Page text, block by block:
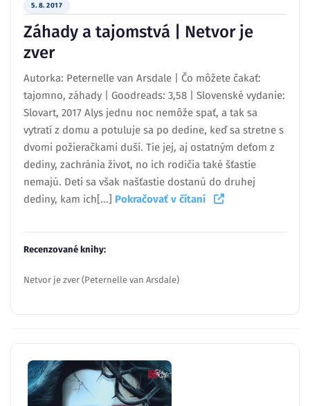
5. 8. 2017
Záhady a tajomstvá | Netvor je
zver
Autorka: Peternelle van Arsdale | Čo môžete čakať:
tajomno, záhady | Goodreads: 3,58 | Slovenské vydanie:
Slovart, 2017 Alys jednu noc nemôže spať, a tak sa
vytratí z domu a potuluje sa po dedine, keď sa stretne s
dvomi požieračkami duší. Tie jej, aj ostatným deťom z
dediny, zachránia život, no ich rodičia také šťastie
nemajú. Deti sa však našťastie dostanú do druhej
dediny, kam ich[...] Pokračovať v čítaní
Recenzované knihy:
Netvor je zver (Peternelle van Arsdale)